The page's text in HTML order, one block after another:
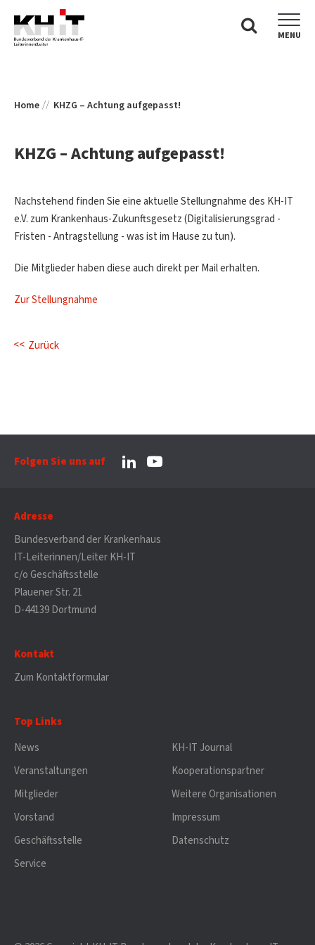
MENU
Home KHZG – Achtung aufgepasst!
KHZG – Achtung aufgepasst!
Nachstehend finden Sie eine aktuelle Stellungnahme des KH-IT
e.V. zum Krankenhaus-Zukunftsgesetz (Digitalisierungsgrad -
Fristen - Antragstellung - was ist im Hause zu tun).
Die Mitglieder haben diese auch direkt per Mail erhalten.
Zur Stellungnahme
Zurück
Folgen Sie uns auf
Adresse
Bundesverband der Krankenhaus
IT-Leiterinnen/Leiter KH-IT
c/o Geschäftsstelle
Plauener Str. 21
D-44139 Dortmund
Kontakt
Zum Kontaktformular
Top Links
News
Veranstaltungen
Mitglieder
Vorstand
Geschäftsstelle
Service
KH-IT Journal
Kooperationspartner
Weitere Organisationen
Impressum
Datenschutz